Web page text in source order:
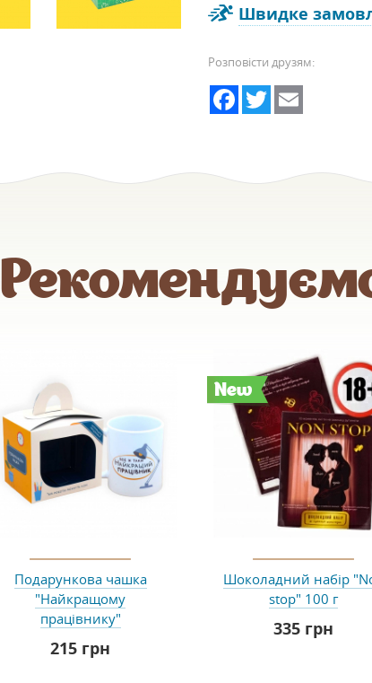
Швидке
Розповісти друзям:
Facebook
Twitter
Подарункова чашка
"Найкращому
працівнику"
215 грн
New
Шоколадний набір
stop" 100 г
335 грн